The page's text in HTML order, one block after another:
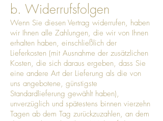
b. Widerrufsfolgen
Wenn Sie diesen Vertrag widerrufen, haben
wir Ihnen alle Zahlungen, die wir von Ihnen
erhalten haben, einschließlich der
Lieferkosten (mit Ausnahme der zusätzlichen
Kosten, die sich daraus ergeben, dass Sie
eine andere Art der Lieferung als die von
uns angebotene, günstigste
Standardlieferung gewählt haben),
unverzüglich und spätestens binnen vierzehn
Tagen ab dem Tag zurückzuzahlen, an dem